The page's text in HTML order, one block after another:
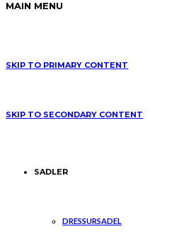
MAIN MENU
SKIP TO PRIMARY CONTENT
SKIP TO SECONDARY CONTENT
SADLER
DRESSURSADEL